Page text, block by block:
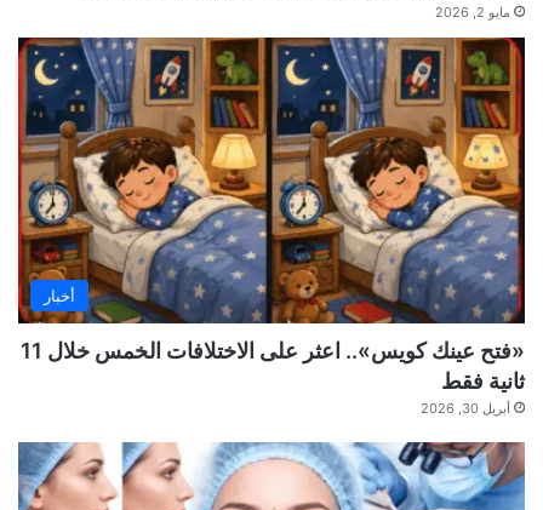
مايو 2, 2026
أخبار
«فتح عينك كويس».. اعثر على الاختلافات الخمس خلال 11
ثانية فقط
أبريل 30, 2026